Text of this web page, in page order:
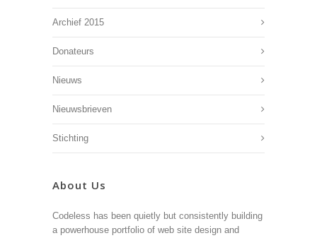
Archief 2015
Donateurs
Nieuws
Nieuwsbrieven
Stichting
About Us
Codeless has been quietly but consistently building
a powerhouse portfolio of web site design and